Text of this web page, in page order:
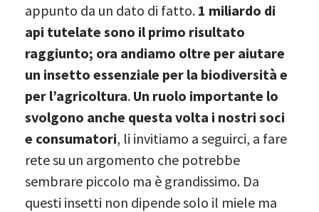
appunto da un dato di fatto. 1 miliardo di
api tutelate sono il primo risultato
raggiunto; ora andiamo oltre per aiutare
un insetto essenziale per la biodiversità e
per l’agricoltura. Un ruolo importante lo
svolgono anche questa volta i nostri soci
e consumatori, li invitiamo a seguirci, a fare
rete su un argomento che potrebbe
sembrare piccolo ma è grandissimo. Da
questi insetti non dipende solo il miele ma